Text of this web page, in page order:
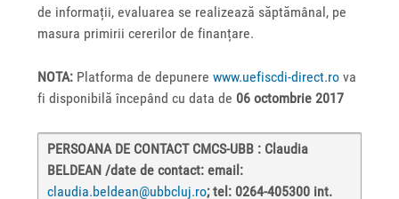
de informații, evaluarea se realizează săptămânal, pe
masura primirii cererilor de finanțare.
NOTA: Platforma de depunerewww.uefiscdi-direct.ro va
fi disponibilă începând cu data de 06 octombrie 2017
PERSOANA DE CONTACT CMCS-UBB : Claudia
claudia.beldean@ubbcluj.ro; tel: 0264-405300 int.